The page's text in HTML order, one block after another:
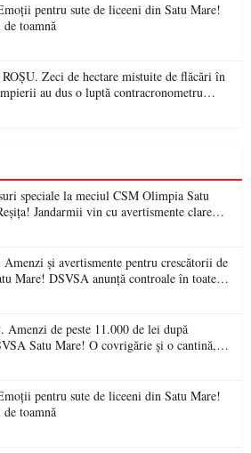
pentru sute de liceeni din Satu Mare!
toamnă
de flăcări în
au dus o luptă contracronometru
pădure de la dezastru
speciale la meciul CSM Olimpia Satu
Jandarmii vin cu avertismente clare
și avertismente pentru crescătorii de
Mare! DSVSA anunță controale în toate
apel la respectarea legii
Amenzi de peste 11.000 de lei după
Satu Mare! O covrigărie și o cantină,
nereguli
pentru sute de liceeni din Satu Mare!
toamnă